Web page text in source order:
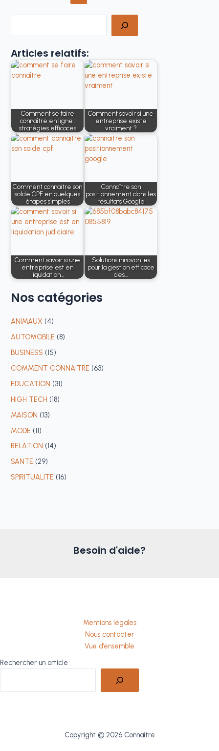
visibilité
Articles relatifs:
Comment se faire
connaître en ligne :
stratégies efficaces
Comment savoir si une
entreprise existe
vraiment ?
Comment connaitre son
solde CPF en quelques
étapes simples
Connaître son
positionnement dans les
résultats Google
Comment savoir si une
entreprise est en
liquidation…
Solutions innovantes
pour la gestion efficace
des…
Nos catégories
ANIMAUX (4)
AUTOMOBILE (8)
BUSINESS (15)
COMMENT CONNAITRE (63)
EDUCATION (31)
HIGH TECH (18)
MAISON (13)
MODE (11)
RELATION (14)
SANTE (29)
SPIRITUALITE (16)
Besoin d'aide?
Mentions légales
Nous contacter
Vue d’ensemble
Rechercher un article
Copyright © 2026 Connaitre